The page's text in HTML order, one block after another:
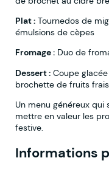
Plat : Tournedos de
émulsions de cèpes
Fromage : Duo de
Dessert : Coupe
brochette de fruits frais
Un menu généreux
mettre en valeur les
festive.
Informations